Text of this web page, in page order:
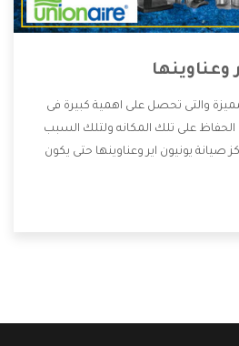
وعناوينها
والتى تحصل على اهمية كبيرة فى
الحفاظ على تلك المكانه ولتلك السبب
صيانة يونيون اير وعناوينها حتى يكون
بكل ما يحتاجه المستهلك لكى نحافظ